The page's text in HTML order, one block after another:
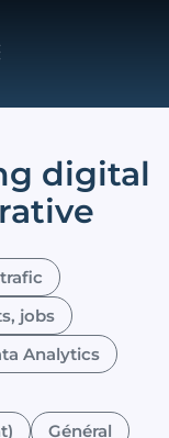
digital
jobs
Analytics
Général